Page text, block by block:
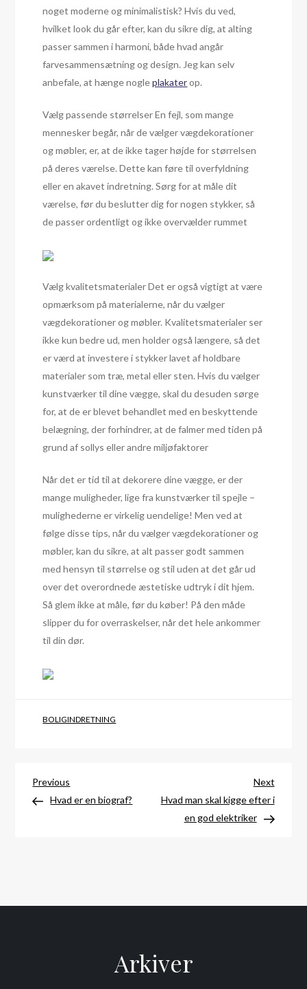
noget moderne og minimalistisk? Hvis du ved,
hvilket look du går efter, kan du sikre dig, at alting
passer sammen i harmoni, både hvad angår
farvesammensætning og design. Jeg kan selv
anbefale, at hænge nogleplakaterop.
Vælg passende størrelser En fejl, som mange
mennesker begår, når de vælger vægdekorationer
og møbler, er, at de ikke tager højde for størrelsen
på deres værelse. Dette kan føre til overfyldning
eller en akavet indretning. Sørg for at måle dit
værelse, før du beslutter dig for nogen stykker, så
de passer ordentligt og ikke overvælder rummet
Vælg kvalitetsmaterialer Det er også vigtigt at være
opmærksom på materialerne, når du vælger
vægdekorationer og møbler. Kvalitetsmaterialer ser
ikke kun bedre ud, men holder også længere, så det
er værd at investere i stykker lavet af holdbare
materialer som træ, metal eller sten. Hvis du vælger
kunstværker til dine vægge, skal du desuden sørge
for, at de er blevet behandlet med en beskyttende
belægning, der forhindrer, at de falmer med tiden på
grund af sollys eller andre miljøfaktorer
Når det er tid til at dekorere dine vægge, er der
mange muligheder, lige fra kunstværker til spejle –
mulighederne er virkelig uendelige! Men ved at
følge disse tips, når du vælger vægdekorationer og
møbler, kan du sikre, at alt passer godt sammen
med hensyn til størrelse og stil uden at det går ud
over det overordnede æstetiske udtryk i dit hjem.
Så glem ikke at måle, før du køber! På den måde
slipper du for overraskelser, når det hele ankommer
til din dør.
BOLIGINDRETNING
Indlægsnavigation
Previous
Post
Previous
Hvad er en biograf?
Next
Post
Next
Hvad man skal kigge efter i
en god elektriker
Arkiver